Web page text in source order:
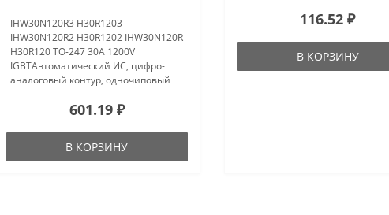
IHW30N120R3 H30R1203
IHW30N120R2 H30R1202 IHW30N120R
H30R120 TO-247 30A 1200V
IGBTАвтоматический ИС, цифро-
аналоговый контур, одночиповый
фотоэлектрическая муфта,
регулятор напряжения, SCR,
Полевой эффект, Шо..
601.19 ₽
В КОРЗИНУ
116.52 ₽
В КОРЗИНУ